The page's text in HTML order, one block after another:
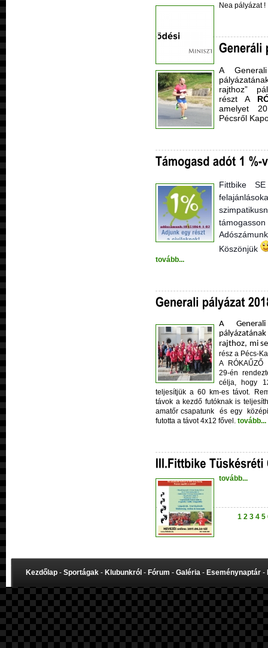
Nea pályázat
A
rajthoz”
résztA
amelyet
Pécsről
Fittbike
Köszönjük
tovább...
A
rajthoz, mi
rész a Pécs-
A RÓKAŰZŐ
29-én
célja, hogy
teljesítjük a 60 km-es távot.
távok a kezdő futóknak is
amatőr csapatunk
és egy
futotta a távot 4x12 fővel. tovább...
tovább...
1 2 3 4 5
Kezdőlap - Sportágak - Klubunkról - Fórum - Galéria - Eseménynaptár -